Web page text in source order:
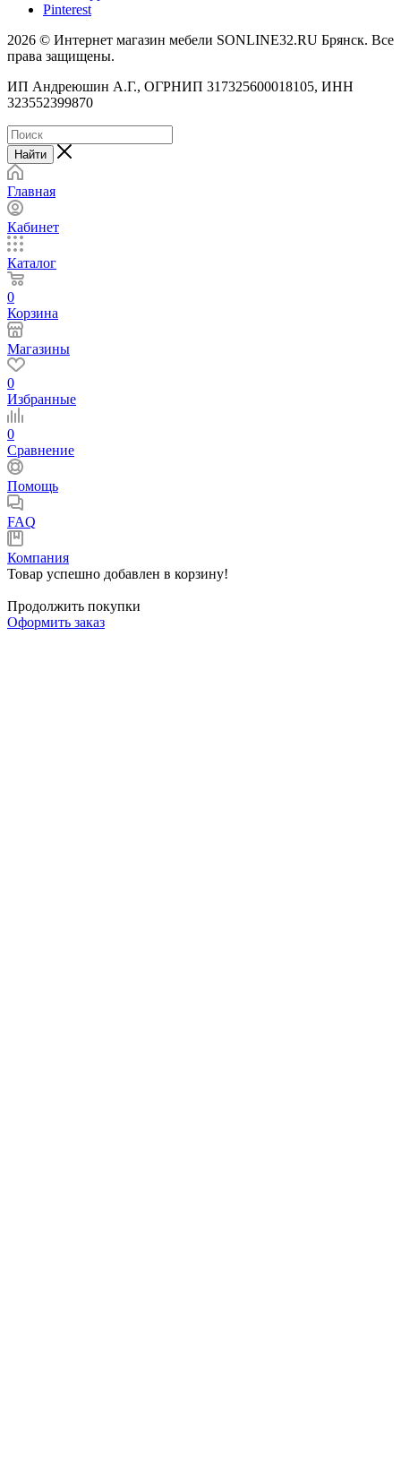
Pinterest
2026 © Интернет магазин мебели SONLINE32.RU Брянск. Все
права защищены.
ИП Андреюшин А.Г., ОГРНИП 317325600018105, ИНН
323552399870
Найти
Главная
Кабинет
Каталог
0
Корзина
Магазины
0
Избранные
0
Сравнение
Помощь
FAQ
Компания
Товар успешно добавлен в корзину!
Продолжить покупки
Оформить заказ